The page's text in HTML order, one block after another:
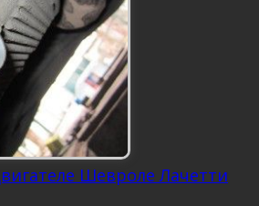
Шевроле Лачетти